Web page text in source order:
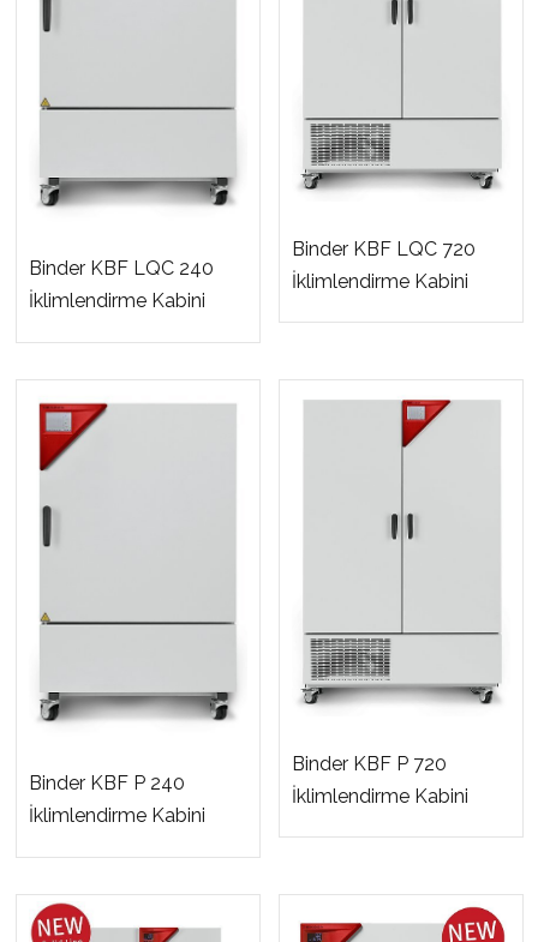
Binder KBF LQC 240
İklimlendirme Kabini
Binder KBF LQC 720
İklimlendirme Kabini
Binder KBF P 240
İklimlendirme Kabini
Binder KBF P 720
İklimlendirme Kabini